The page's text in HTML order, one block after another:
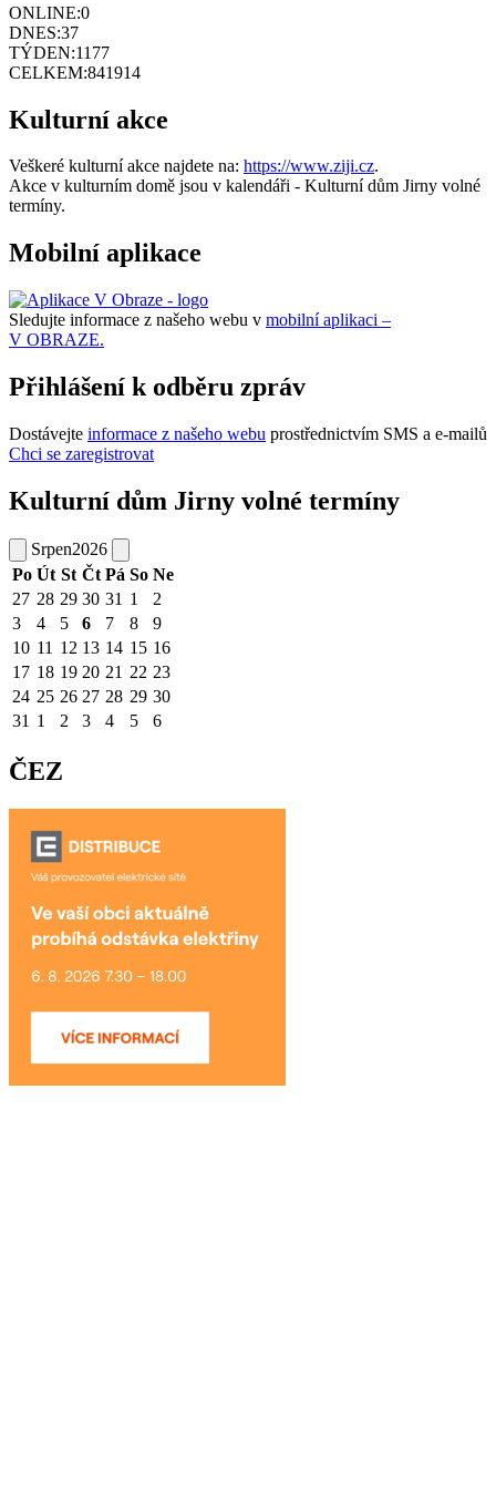
ONLINE:0
DNES:37
TÝDEN:1177
CELKEM:841914
Kulturní akce
Veškeré kulturní akce najdete na: https://www.ziji.cz.
Akce v kulturním domě jsou v kalendáři - Kulturní dům Jirny volné
termíny.
Mobilní aplikace
Sledujte informace z našeho webu v mobilní aplikaci –
V OBRAZE.
Přihlášení k odběru zpráv
Dostávejte informace z našeho webu prostřednictvím SMS a e-mailů
Chci se zaregistrovat
Kulturní dům Jirny volné termíny
Srpen2026
Po Út St Čt Pá So Ne
27 28 29 30 31 1
2
3
4 5 6 7 8
9
10 11 12 13 14 15 16
17 18 19 20 21 22 23
24 25 26 27 28 29 30
31 1 2 3 4 5 6
ČEZ